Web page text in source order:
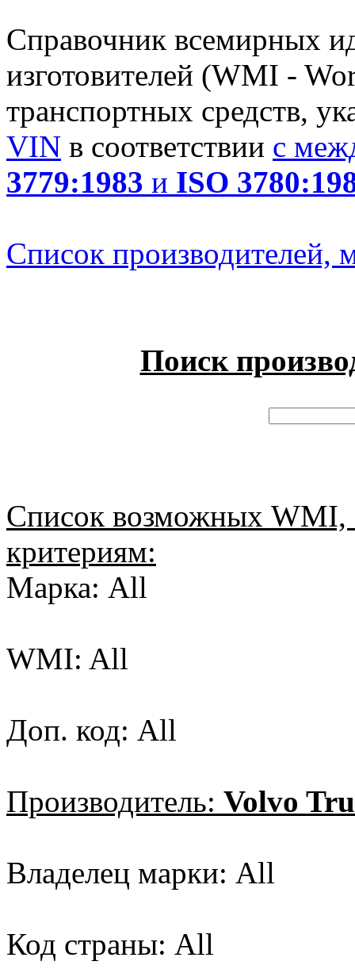
Справочник всемирных
изготовителей (WMI -
транспортных средств,
VIN в соответствии с
3779:1983 и ISO
Список производителей,
Поиск
Список возможных
критериям:
Марка: All
WMI: All
Доп. код: All
Производитель: Volvo
Владелец марки: All
Код страны: All